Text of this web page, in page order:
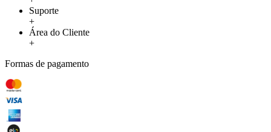
Suporte
+
Área do Cliente
+
Formas de pagamento